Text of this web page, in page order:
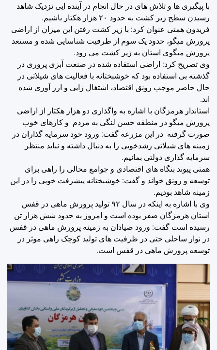
با پیگیری ها و تلاش های در حال انجام در آینده ایی نزدیک شاهد
رسیدن سطح زیر کشت به حدود ۲۰ هزار هکتار باشیم.
فریدون همتی عنوان کرد: با زیر کشت رفتن این میزان از اراضی
پرورش میگو، حدود یک سوم از ظرفیت شناسایی شده و مستعد
پرورش میگوی استان به زیر کشت می رود.
وی تصریح کرد: اراضی استفاده شده در صنعت آبزی پروری در
گذشته بی استفاده بود که خوشبختانه با فعالیت های شیلاتی در
حال حاضر موجب رونق اقتصاد، اشتغال زایی و ارز آوری شده
اند.
استاندار هرمزگان با اشاره به واگذاری دو هزار هکتار از اراضی
پرورش میگو در منطقه حسن لنگی به مردم و کارهای خوب
صورت گرفته در این مزرعه گفت: ورود خود سرمایه گذاران در
زمینه های شیلاتی رشدخوبی را به دنبال داشته و نباید منتظر
سرمایه گذاری دولتی بمانیم.
همتی پیوند بنگاه های اقتصادی و جوامع محالی را راهی برای
توسعه و رونق خواند و گفت: خوشبختانه پیشرفت خوبی را در این
زمینه شاهد بودیم.
وی با اشاره به اینکه در سال ۹۲ تولید پرورش ماهی در قفس
استان هرمزگان صفر بوده است و امروز به حدود شش هزار تن
رسیده است گفت: ورود صیادان به زمینه پرورش ماهی در قفس
در نوار ساحلی حتی در ظرفیت های تولید کوچک راهی موثر در
توسعه پرورش ماهی در قفس است.